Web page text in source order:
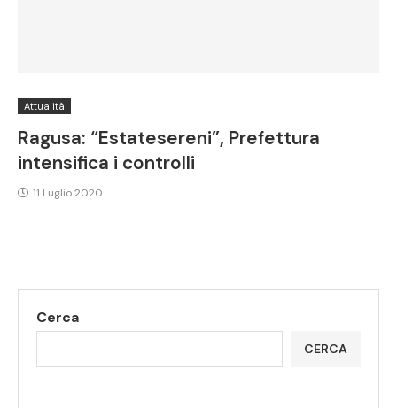
Attualità
Ragusa: “Estatesereni”, Prefettura
intensifica i controlli
11 Luglio 2020
Cerca
CERCA